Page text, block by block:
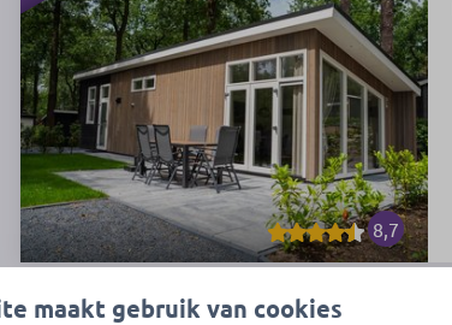
8,7
maakt gebruik van cookies